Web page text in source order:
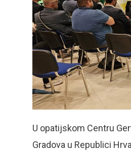
U opatijskom Centru
Gradova u Republici